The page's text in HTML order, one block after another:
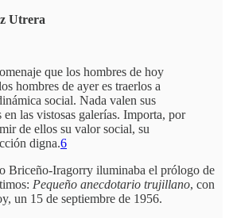
Utrera
que los hombres de hoy
hombres de ayer es traerlos a
social. Nada valen sus
en las vistosas galerías. Importa, por
de ellos su valor social, su
digna.6
Briceño-Iragorry iluminaba el prólogo de
Pequeño anecdotario trujillano, con
un 15 de septiembre de 1956.